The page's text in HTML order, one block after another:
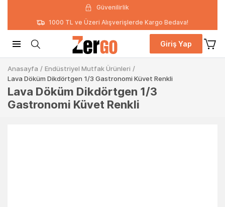
Güvenilirlik
1000 TL ve Üzeri Alışverişlerde Kargo Bedava!
Giriş Yap
Anasayfa / Endüstriyel Mutfak Ürünleri /
Lava Döküm Dikdörtgen 1/3 Gastronomi Küvet Renkli
Lava Döküm Dikdörtgen 1/3
Gastronomi Küvet Renkli